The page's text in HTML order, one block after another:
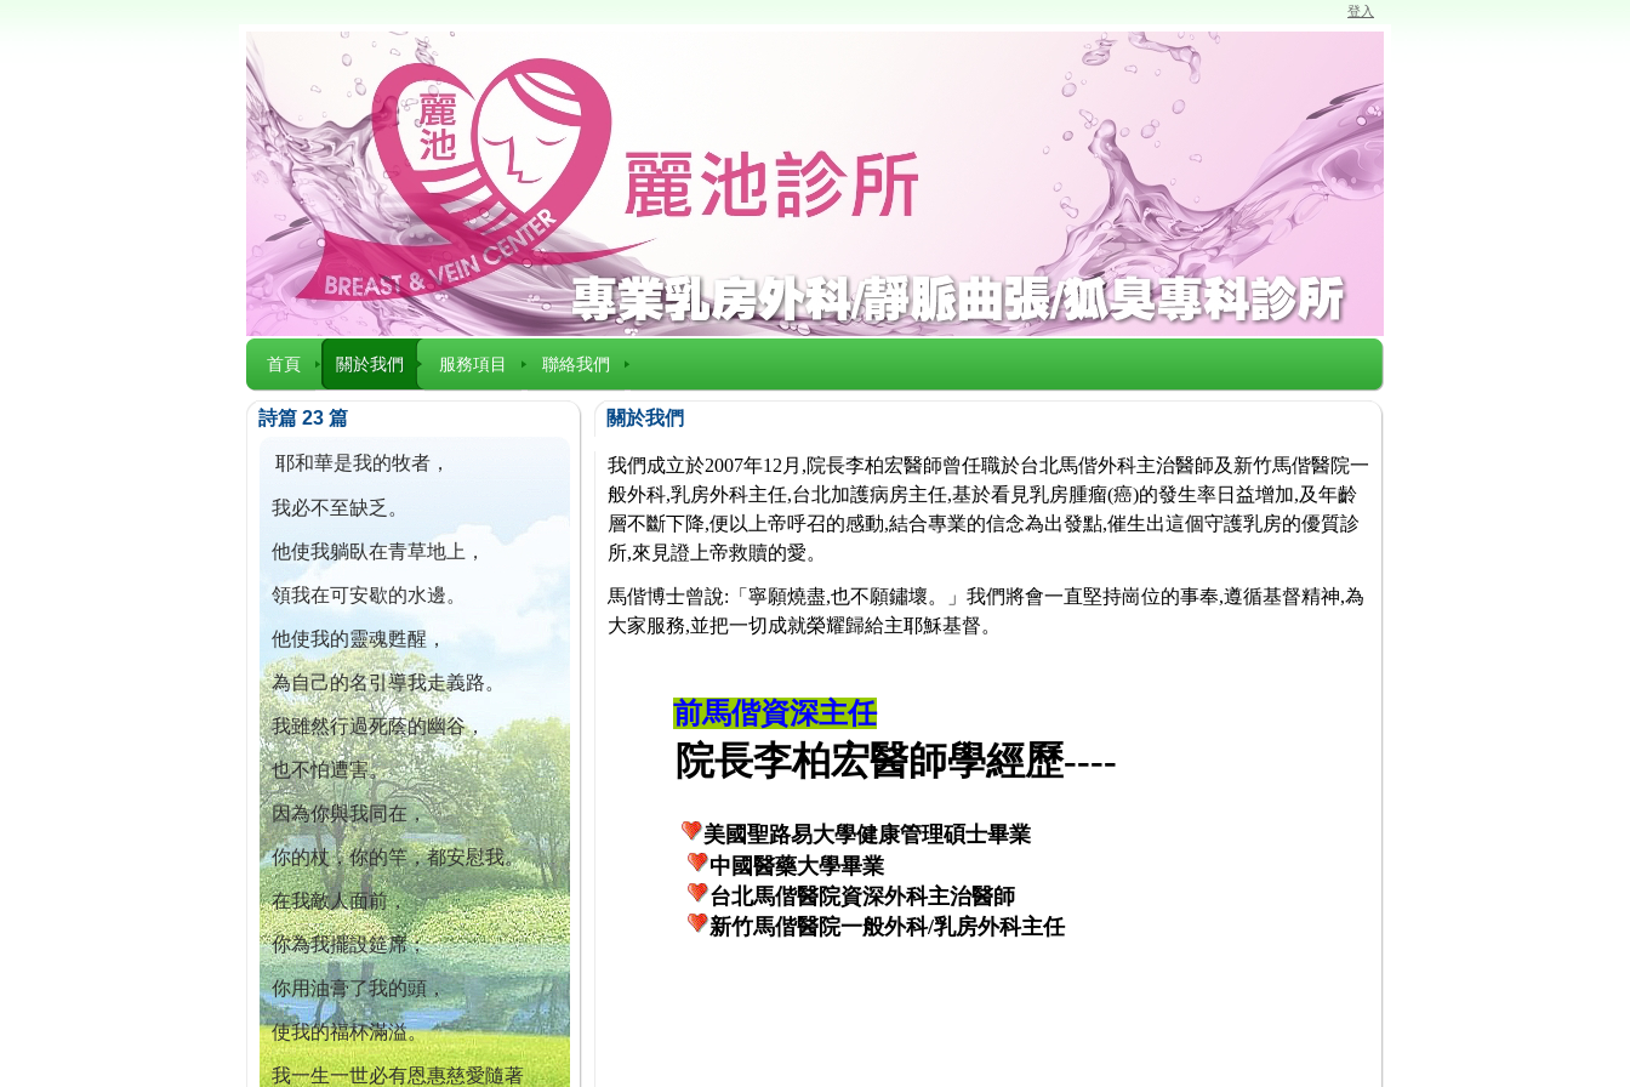
登入
首頁 關於我們 服務項目 聯絡我們
詩篇 23 篇
耶和華是我的牧者，
我必不至缺乏。
他使我躺臥在青草地上，
領我在可安歇的水邊。
他使我的靈魂甦醒，
為自己的名引導我走義路。
我雖然行過死蔭的幽谷，
也不怕遭害。
因為你與我同在，
你的杖，你的竿，都安慰我。
在我敵人面前，
你為我擺設筵席；
你用油膏了我的頭，
使我的福杯滿溢。
我一生一世必有恩惠慈愛隨著
關於我們
我們成立於2007年12月,院長李柏宏醫師曾任職於台北馬偕外科主治醫師及新竹馬偕醫院一
般外科,乳房外科主任,台北加護病房主任,基於看見乳房腫瘤(癌)的發生率日益增加,及年齡
層不斷下降,便以上帝呼召的感動,結合專業的信念為出發點,催生出這個守護乳房的優質診
所,來見證上帝救贖的愛。
馬偕博士曾說:「寧願燒盡,也不願鏽壞。」我們將會一直堅持崗位的事奉,遵循基督精神,為
大家服務,並把一切成就榮耀歸給主耶穌基督。
前馬偕資深主任
院長李柏宏醫師學經歷----
美國聖路易大學健康管理碩士畢業
中國醫藥大學畢業
台北馬偕醫院資深外科主治醫師
新竹馬偕醫院一般外科/乳房外科主任